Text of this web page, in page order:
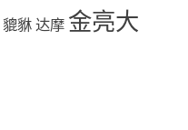
貔貅达摩 金亮大